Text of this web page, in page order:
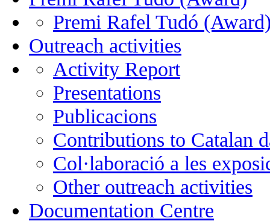
Premi Rafel Tudó
Outreach activities
Activity Report
Presentations
Publicacions
Contributions to Catalan
Col·laboració a les
Other outreach activities
Documentation Centre